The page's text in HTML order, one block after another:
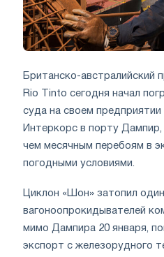
Британско-австралийский
Rio Tinto сегодня начал
суда на своем
Интеркорс в порту
чем месячным перебоям в
погодными условиями.
Циклон «Шон» затопил
вагоноопрокидывателей
мимо Дампира 20 января,
экспорт с железорудного